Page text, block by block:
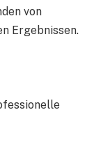
von
Ergebnissen.